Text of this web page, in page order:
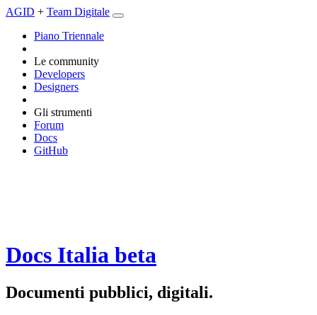
AGID + Team Digitale
Piano Triennale
Le community
Developers
Designers
Gli strumenti
Forum
Docs
GitHub
Docs Italia beta
Documenti pubblici, digitali.